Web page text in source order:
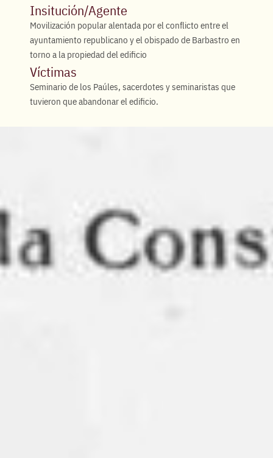
Insitución/Agente
Movilización popular alentada por el conflicto entre el
ayuntamiento republicano y el obispado de Barbastro en
torno a la propiedad del edificio
Víctimas
Seminario de los Paúles, sacerdotes y seminaristas que
tuvieron que abandonar el edificio.